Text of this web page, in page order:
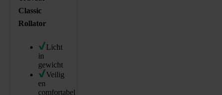
Classic
Rollator
Licht
in
gewicht
Veilig
en
comfortabel